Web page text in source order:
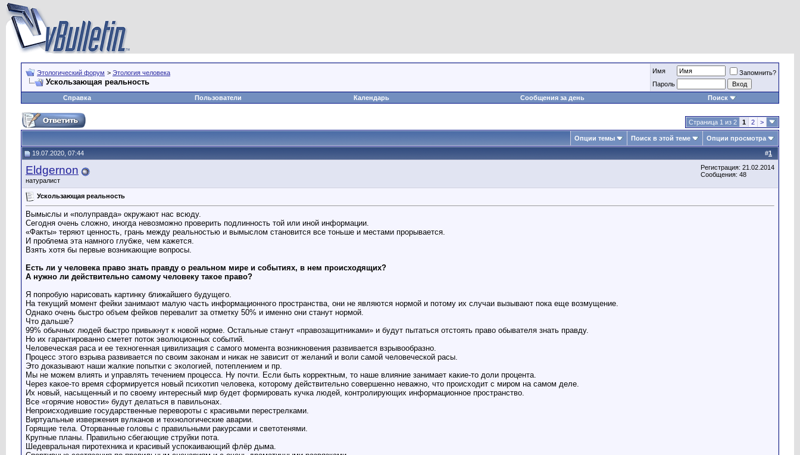
Этологический форум > Этология человека
Ускользающая реальность
Имя
Запомнить?
Пароль
Справка
Пользователи Календарь Сообщения за день Поиск
Страница 1 из 2 1 2 >
Опции темы Поиск в этой теме Опции просмотра
#1
19.07.2020, 07:44
Eldgernon
натуралист
Регистрация: 21.02.2014
Сообщения: 48
Ускользающая реальность
Вымыслы и «полуправда» окружают нас всюду.
Сегодня очень сложно, иногда невозможно проверить подлинность той или иной информации.
«Факты» теряют ценность, грань между реальностью и вымыслом становится все тоньше и местами прорывается.
И проблема эта намного глубже, чем кажется.
Взять хотя бы первые возникающие вопросы.
Есть ли у человека право знать правду о реальном мире и событиях, в нем происходящих?
А нужно ли действительно самому человеку такое право?
Я попробую нарисовать картинку ближайшего будущего.
На текущий момент фейки занимают малую часть информационного пространства, они не являются нормой и потому их случаи вызывают пока еще возмущение.
Однако очень быстро объем фейков перевалит за отметку 50% и именно они станут нормой.
Что дальше?
99% обычных людей быстро привыкнут к новой норме. Остальные станут «правозащитниками» и будут пытаться отстоять право обывателя знать правду.
Но их гарантированно сметет поток эволюционных событий.
Человеческая раса и ее техногенная цивилизация с самого момента возникновения развивается взрывообразно.
Процесс этого взрыва развивается по своим законам и никак не зависит от желаний и воли самой человеческой расы.
Это доказывают наши жалкие попытки с экологией, потеплением и пр.
Мы не можем влиять и управлять течением процесса. Ну почти. Если быть корректным, то наше влияние занимает какие-то доли процента.
Через какое-то время сформируется новый психотип человека, которому действительно совершенно неважно, что происходит с миром на самом деле.
Их новый, насыщенный и по своему интересный мир будет формировать кучка людей, контролирующих информационное пространство.
Все «горячие новости» будут делаться в павильонах.
Непроисходившие государственные перевороты с красивыми перестрелками.
Виртуальные извержения вулканов и технологические аварии.
Горящие тела. Оторванные головы с правильными ракурсами и светотенями.
Крупные планы. Правильно сбегающие струйки пота.
Шедевральная пиротехника и красивый успокаивающий флёр дыма.